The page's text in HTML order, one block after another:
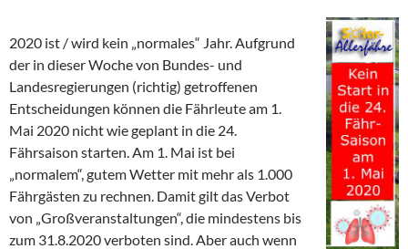
2020 ist / wird kein „normales“ Jahr. Aufgrund
der in dieser Woche von Bundes- und
Landesregierungen (richtig) getroffenen
Entscheidungen können die Fährleute am 1.
Mai 2020 nicht wie geplant in die 24.
Fährsaison starten. Am 1. Mai ist bei
„normalem“, gutem Wetter mit mehr als 1.000
Fährgästen zu rechnen. Damit gilt das Verbot
von „Großveranstaltungen“, die mindestens bis
zum 31.8.2020 verboten sind. Aber auch wenn